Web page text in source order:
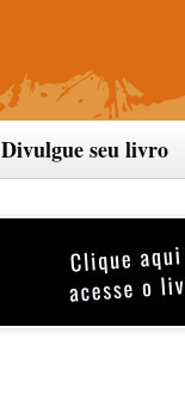
Divulgue seu livro